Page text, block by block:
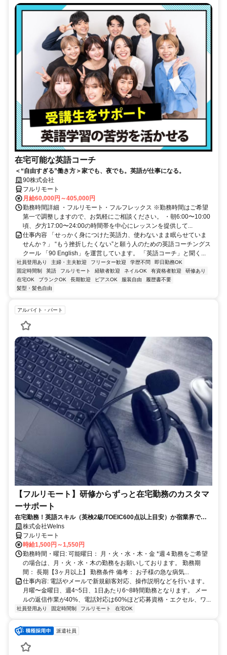
在宅可能な英語コーチ
＜“自由すぎる”働き方＞家でも、夜でも。英語が仕事になる。
90株式会社
フルリモート
月給60,000円～405,000円
勤務時間詳細 ・フルリモート・フルフレックス ※勤務時間はご希望
第一で調整しますので、お気軽にご相談ください。 ・朝6:00〜10:00
頃、夕方17:00〜24:00の時間帯を中心にレッスンを提供して...
仕事内容 「せっかく身につけた英語力、使わないまま眠らせていま
せんか？」 “もう挫折したくない”と願う人のための英語コーチングス
クール 「90 English」を運営しています。 「英語コーチ」と聞く...
社員登用あり 主婦・主夫歓迎 フリーター歓迎 学歴不問
即日勤務OK
固定時間制
英語 フルリモート 経験者歓迎 ネイルOK 有資格者歓迎
研修あり
在宅OK
ブランクOK 長期歓迎 ピアスOK 服装自由
履歴書不要
髪型・髪色自由
アルバイト・パート
【フルリモート】研修からずっと在宅勤務のカスタマ
ーサポート
在宅勤務！英語スキル（英検2級/TOEIC600点以上目安）か宿業界での
就労経験のいずれか必須★週4〜OK◎
株式会社WeIns
フルリモート
時給1,500円～1,550円
勤務時間・曜日: 可能曜日： 月・火・水・木・金 *週４勤務をご希望
の場合は、月・火・水・木の勤務をお願いしております。 勤務期
間： 長期【3ヶ月以上】 勤務条件 備考： お子様の急な病気...
仕事内容: 電話やメールで新規顧客対応、操作説明などを行います。
月曜〜金曜日、週4~5日、1日あたり6~8時間勤務となります。 メー
ルの返信作業が40%、電話対応は60%ほど応募資格・エクセル、ワ...
社員登用あり 固定時間制 フルリモート 在宅OK
派遣社員